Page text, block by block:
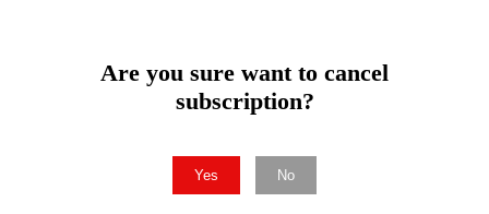
Are you sure want to cancel
subscription?
Yes No